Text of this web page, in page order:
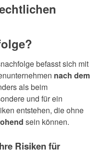
befasst sich mit
nach dem
als beim
und für ein
entstehen, die ohne
sein können.
Risiken für